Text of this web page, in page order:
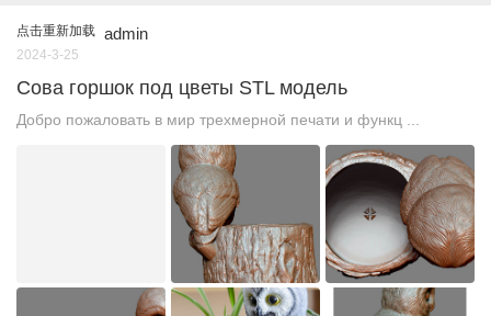
点击重新加载 admin
2024-3-25
Сова горшок под цветы STL модель
Добро пожаловать в мир трехмерной печати и функц ...